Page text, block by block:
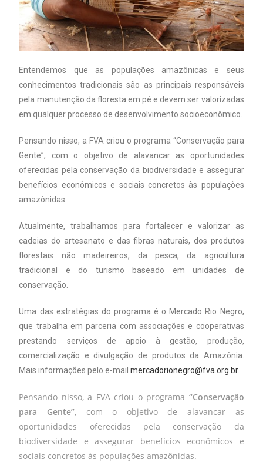
Entendemos que as populações amazônicas e seus
conhecimentos tradicionais são as principais responsáveis
pela manutenção da floresta em pé e devem ser valorizadas
em qualquer processo de desenvolvimento socioeconômico.
Pensando nisso, a FVA criou o programa “Conservação para
Gente”, com o objetivo de alavancar as oportunidades
oferecidas pela conservação da biodiversidade e assegurar
benefícios econômicos e sociais concretos às populações
amazônidas.
Atualmente, trabalhamos para fortalecer e valorizar as
cadeias do artesanato e das fibras naturais, dos produtos
florestais não madeireiros, da pesca, da agricultura
tradicional e do turismo baseado em unidades de
conservação.
Uma das estratégias do programa é o Mercado Rio Negro,
que trabalha em parceria com associações e cooperativas
prestando serviços de apoio à gestão, produção,
comercialização e divulgação de produtos da Amazônia.
Mais informações pelo e-mailmercadorionegro@fva.org.br.
Pensando nisso, a FVA criou o programa “Conservação
para Gente”, com o objetivo de alavancar as
oportunidades oferecidas pela conservação da
biodiversidade e assegurar benefícios econômicos e
sociais concretos às populações amazônidas.